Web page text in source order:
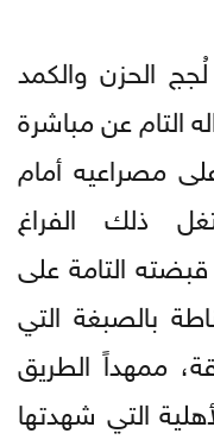
الحزن والكمد
التام عن مباشرة
مصراعيه أمام
ذلك الفراغ
التامة على
بالصبغة التي
ممهداً الطريق
التي شهدتها